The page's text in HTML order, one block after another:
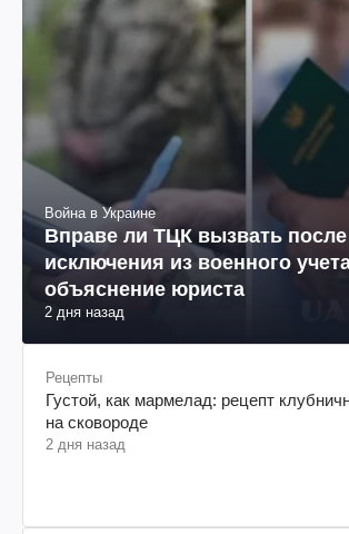
Война в Украине
Вправе ли ТЦК вызвать после
исключения из военного
объяснение юриста
2 дня назад
Рецепты
Густой, как мармелад: рецепт
на сковороде
2 дня назад